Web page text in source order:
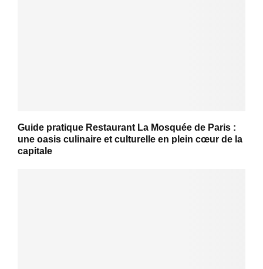
Guide pratique Restaurant La Mosquée de Paris :
une oasis culinaire et culturelle en plein cœur de la
capitale